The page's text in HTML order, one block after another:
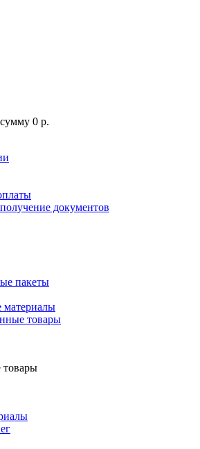
0 р.
документов
пакеты
материалы
товары